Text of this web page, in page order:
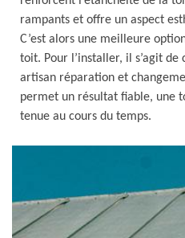
rampants et offre un aspect
C’est alors une meilleure
toit. Pour l’installer, il s’agit
artisan réparation et
permet un résultat fiable, une
tenue au cours du temps.